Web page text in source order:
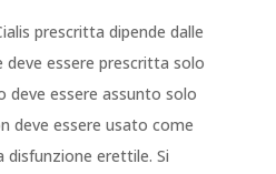
prescritta dipende dalle
deve essere prescritta solo
deve essere assunto solo
deve essere usato come
disfunzione erettile. Si